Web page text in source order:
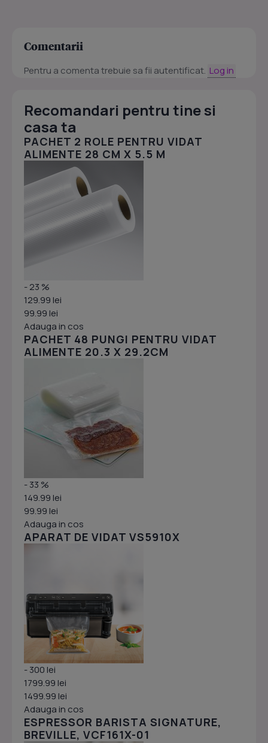
Comentarii
Pentru a comenta trebuie sa fii autentificat. Log in
Recomandari pentru tine si
casa ta
PACHET 2 ROLE PENTRU VIDAT
ALIMENTE 28 CM X 5.5 M
- 23 %
129.99 lei
99.99 lei
Adauga in cos
PACHET 48 PUNGI PENTRU VIDAT
ALIMENTE 20.3 X 29.2CM
- 33 %
149.99 lei
99.99 lei
Adauga in cos
APARAT DE VIDAT VS5910X
- 300 lei
1799.99 lei
1499.99 lei
Adauga in cos
ESPRESSOR BARISTA SIGNATURE,
BREVILLE, VCF161X-01